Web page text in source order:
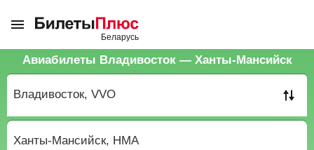
Авиабилеты Владивосток — Ханты-Мансийск